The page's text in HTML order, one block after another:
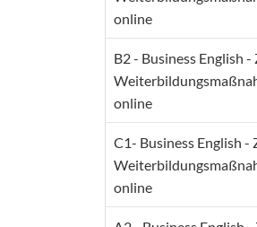
online
B2 - Business English
online
C1- Business English
online